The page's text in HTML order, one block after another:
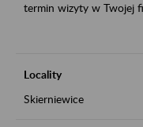
termin wizyty w Twojej
Locality
Skierniewice